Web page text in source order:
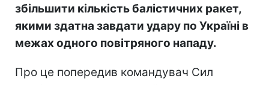
збільшити кількість балістичних ракет,
якими здатна завдати удару по Україні в
межах одного повітряного нападу.
Про це попередив командувач Сил